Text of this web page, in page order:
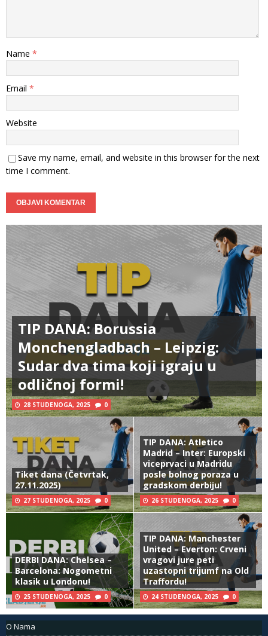
Name *
Email *
Website
Save my name, email, and website in this browser for the next
time I comment.
TIP DANA: Borussia
Monchengladbach – Leipzig:
Sudar dva tima koji igraju u
odličnoj formi!
28 STUDENOGA, 2025 0
Tiket dana (Četvrtak,
27.11.2025)
27 STUDENOGA, 2025 0
TIP DANA: Atletico
Madrid – Inter: Europski
viceprvaci u Madridu
posle bolnog poraza u
gradskom derbiju!
26 STUDENOGA, 2025 0
DERBI DANA: Chelsea –
Barcelona: Nogometni
klasik u Londonu!
25 STUDENOGA, 2025 0
TIP DANA: Manchester
United – Everton: Crveni
vragovi jure peti
uzastopni trijumf na Old
Traffordu!
24 STUDENOGA, 2025 0
O Nama